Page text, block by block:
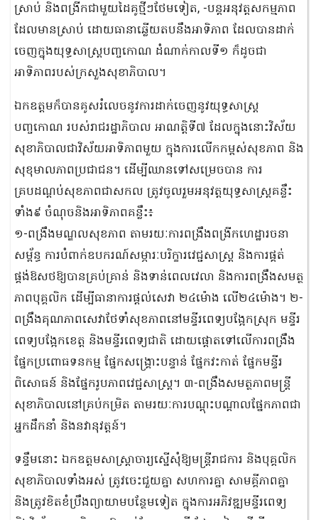
ស្រាប់ និងពង្រីកជាមួយដៃគូថ្មីៗថែមទៀត, -បន្តអនុវត្តសកម្មភាព
ដែលមានស្រាប់ ដោយធានាឆ្លើយតបនឹងអាទិភាព ដែលបានដាក់
ចេញក្នុងយុទ្ធសាស្រ្តបញ្ចកោណ ដំណាក់កាលទី១ ក៏ដូចជា
អាទិភាពរបស់ក្រសួងសុខាភិបាល។
ឯកឧត្តមក៏បានគូសរំលេចនូវការដាក់ចេញនូវយុទ្ធសាស្រ្ត
បញ្ចកោណ របស់រាជរដ្ឋាភិបាល អាណត្តិទី៧ ដែលក្នុងនោះវិស័យ
សុខាភិបាលជាវិស័យអាទិភាពមួយ ក្នុងការលើកកម្ពស់សុខភាព និង
សុខុមាលភាពប្រជាជន។ ដើម្បីឈានទៅសម្រេចបាន ការ
គ្របដណ្តប់សុខភាពជាសកល ត្រូវចូលរួមអនុវត្តយុទ្ធសាស្រ្តគន្លឹះ
ទាំង៩ ចំណុចនិងអាទិភាពគន្លឹះ៖
១-ពង្រឹងមណ្ឌលសុខភាព តាមរយៈការពង្រឹងពង្រីកហេដ្ឋារចនា
សម្ព័ន្ធ ការបំពាក់ឧបករណ៍សម្ភារៈបរិក្ខារវេជ្ជសាស្រ្ត និងការផ្គត់
ផ្គង់ឱសថឱ្យបានគ្រប់គ្រាន់ និងទាន់ពេលវេលា និងការពង្រឹងសមត្ថ
ភាពបុគ្គលិក ដើម្បីធានាការផ្តល់សេវា ២៤ម៉ោង លើ២៤ម៉ោង។ ២-
ពង្រឹងគុណភាពសេវាថែទាំសុខភាពនៅមន្ទីរពេទ្យបង្អែកស្រុក មន្ទីរ
ពេទ្យបង្អែកខេត្ត និងមន្ទីរពេទ្យជាតិ ដោយផ្តោតទៅលើការពង្រឹង
ផ្នែកប្រពោធទនកម្ម ផ្នែកសង្គ្រោះបន្ទាន់ ផ្នែកវះកាត់ ផ្នែកមន្ទីរ
ពិសោធន៍ និងផ្នែករូបភាពវេជ្ជសាស្រ្ត។ ៣-ពង្រឹងសមត្ថភាពមន្រ្តី
សុខាភិបាលនៅគ្រប់កម្រិត តាមរយៈការបណ្តុះបណ្តាលផ្នែកភាពជា
អ្នកដឹកនាំ និងនវានុវត្តន៍។
ទន្ទឹមនោះ ឯកឧត្តមសាស្រ្តាចារ្យស្នើសុំឱ្យមន្រ្តីរាជការ និងបុគ្គលិក
សុខាភិបាលទាំងអស់ ត្រូវចេះជួយគ្នា សហការគ្នា សាមគ្គីភាពគ្នា
និងត្រូវខិតខំប្រឹងព្យាយាមបន្ថែមទៀត ក្នុងការអភិវឌ្ឍមន្ទីរពេទ្យ